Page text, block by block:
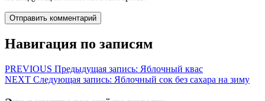
Навигация по записям
PREVIOUS Предыдущая запись: Яблочный квас
NEXT Следующая запись: Яблочный сок без сахара на зиму